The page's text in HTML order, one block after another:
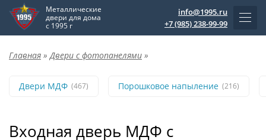
Металлические
двери для дома
с 1995 г
info@1995.ru
+7 (985) 238-99-99
Главная » Двери с фотопанелями »
Двери МДФ (467) Порошковое напыление (216)
Входная дверь МДФ с